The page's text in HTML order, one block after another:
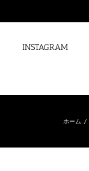
INSTAGRAM
ホーム /